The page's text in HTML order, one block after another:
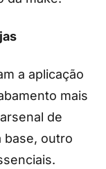
a aplicação
mais
de
base, outro